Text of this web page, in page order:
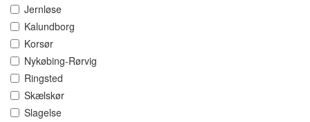
Jernløse
Kalundborg
Korsør
Nykøbing-Rørvig
Ringsted
Skælskør
Slagelse